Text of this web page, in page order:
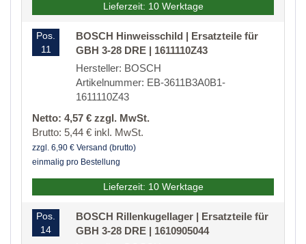
Lieferzeit: 10 Werktage
Pos.
11
BOSCH Hinweisschild | Ersatzteile für
GBH 3-28 DRE | 1611110Z43
Hersteller: BOSCH
Artikelnummer: EB-3611B3A0B1-
1611110Z43
Netto: 4,57 € zzgl. MwSt.
Brutto: 5,44 € inkl. MwSt.
zzgl. 6,90 € Versand (brutto)
einmalig pro Bestellung
Lieferzeit: 10 Werktage
Pos.
14
BOSCH Rillenkugellager | Ersatzteile für
GBH 3-28 DRE | 1610905044